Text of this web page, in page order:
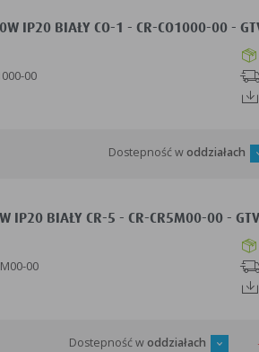
IP20 BIAŁY CO-1 - CR-CO1000-00 -
00
Dostepność woddziałach
IP20 BIAŁY CR-5 - CR-CR5M00-00 - GTV
00
Dostepność woddziałach